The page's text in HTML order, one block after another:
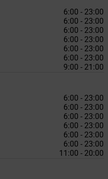
6:00 - 23:00
6:00 - 23:00
6:00 - 23:00
6:00 - 23:00
6:00 - 23:00
6:00 - 23:00
9:00 - 21:00
6:00 - 23:00
6:00 - 23:00
6:00 - 23:00
6:00 - 23:00
6:00 - 23:00
6:00 - 23:00
11:00 - 20:00